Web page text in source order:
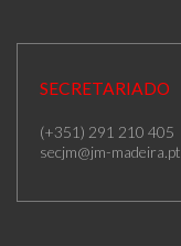
SECRETARIADO
(+351) 291 210 405
secjm@jm-madeira.pt